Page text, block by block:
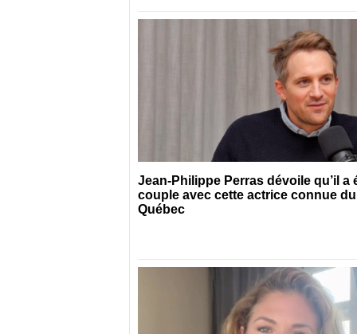
Jean-Philippe Perras dévoile qu’il a
couple avec cette actrice connue du
Québec